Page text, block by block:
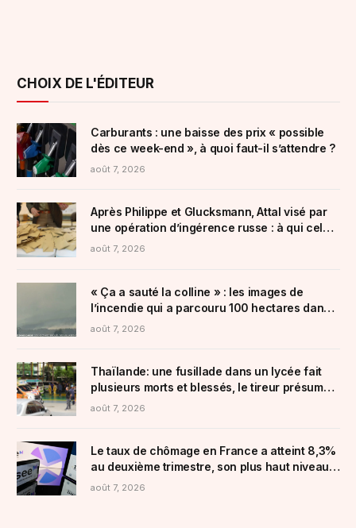
CHOIX DE L'ÉDITEUR
Carburants : une baisse des prix « possible
dès ce week-end », à quoi faut-il s’attendre ?
août 7, 2026
Après Philippe et Glucksmann, Attal visé par
une opération d’ingérence russe : à qui cela
profite ?
août 7, 2026
« Ça a sauté la colline » : les images de
l’incendie qui a parcouru 100 hectares dans
l’Aude ce jeudi
août 7, 2026
Thaïlande: une fusillade dans un lycée fait
plusieurs morts et blessés, le tireur présumé a
été tué
août 7, 2026
Le taux de chômage en France a atteint 8,3%
au deuxième trimestre, son plus haut niveau
depuis six ans
août 7, 2026